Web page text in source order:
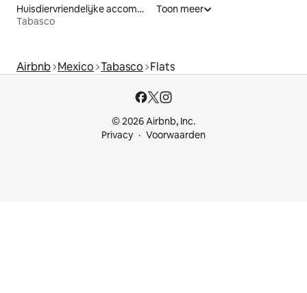
Huisdiervriendelijke accommodaties
Tabasco
Toon meer
Airbnb Mexico Tabasco Flats
© 2026 Airbnb, Inc.
Privacy
Voorwaarden